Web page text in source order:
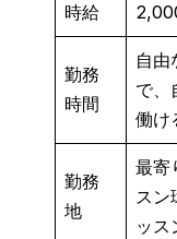
時給
勤務
時間
自由
で、
働け
勤務
地
最寄
スン
ッス